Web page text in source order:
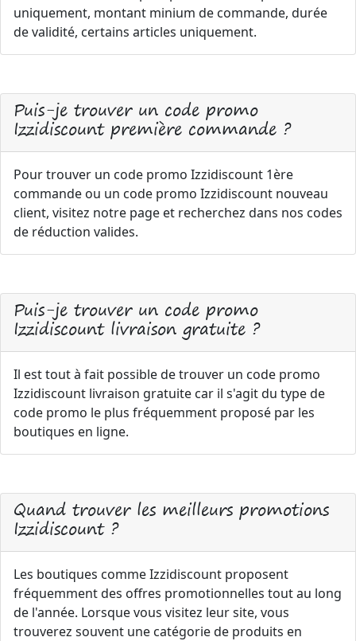
uniquement, montant minium de commande, durée
de validité, certains articles uniquement.
Puis-je trouver un code promo
Izzidiscount première commande ?
Pour trouver un code promo Izzidiscount 1ère
commande ou un code promo Izzidiscount nouveau
client, visitez notre page et recherchez dans nos codes
de réduction valides.
Puis-je trouver un code promo
Izzidiscount livraison gratuite ?
Il est tout à fait possible de trouver un code promo
Izzidiscount livraison gratuite car il s'agit du type de
code promo le plus fréquemment proposé par les
boutiques en ligne.
Quand trouver les meilleurs promotions
Izzidiscount ?
Les boutiques comme Izzidiscount proposent
fréquemment des offres promotionnelles tout au long
de l'année. Lorsque vous visitez leur site, vous
trouverez souvent une catégorie de produits en